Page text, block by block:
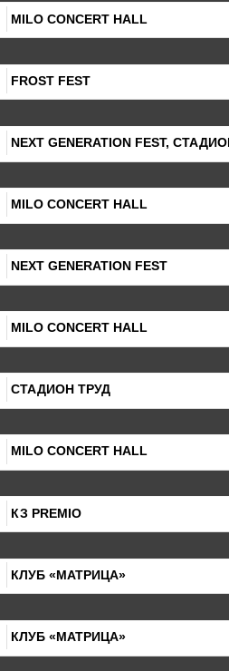
MILO CONCERT HALL
FROST FEST
NEXT GENERATION FEST,
MILO CONCERT HALL
NEXT GENERATION FEST
MILO CONCERT HALL
СТАДИОН ТРУД
MILO CONCERT HALL
КЗ PREMIO
КЛУБ «МАТРИЦА»
КЛУБ «МАТРИЦА»